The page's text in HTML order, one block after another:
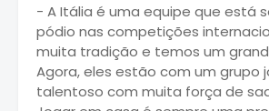
- A Itália é uma equipe que está
pódio nas competições
muita tradição e temos um
Agora, eles estão com um grupo
talentoso com muita força de